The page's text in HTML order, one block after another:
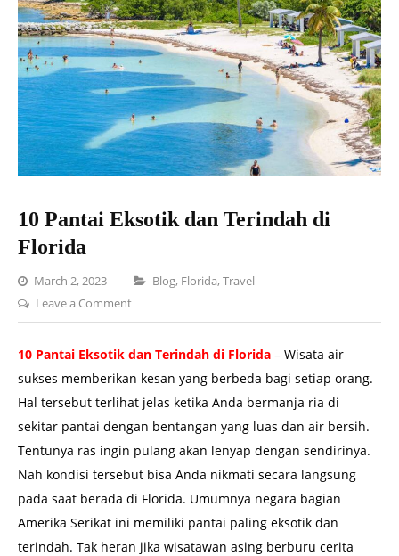
10 Pantai Eksotik dan Terindah di
Florida
March 2, 2023 Categories
Blog, Florida, Travel
Leave a Commenton
10
Pantai
Terindah
di
Florida
10 Pantai Eksotik dan Terindah di Florida – Wisata air
sukses memberikan kesan yang berbeda bagi setiap orang.
Hal tersebut terlihat jelas ketika Anda bermanja ria di
sekitar pantai dengan bentangan yang luas dan air bersih.
Tentunya ras ingin pulang akan lenyap dengan sendirinya.
Nah kondisi tersebut bisa Anda nikmati secara langsung
pada saat berada di Florida. Umumnya negara bagian
Amerika Serikat ini memiliki pantai paling eksotik dan
terindah. Tak heran jika wisatawan asing berburu cerita